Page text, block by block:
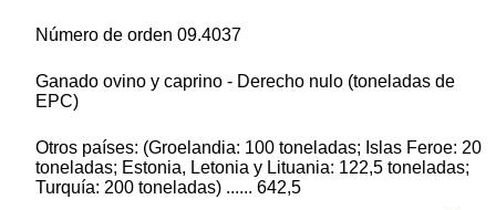
Número de orden 09.4037
Ganado ovino y caprino - Derecho nulo (toneladas de
EPC)
Otros países: (Groelandia: 100 toneladas; Islas Feroe: 20
toneladas; Estonia, Letonia y Lituania: 122,5 toneladas;
Turquía: 200 toneladas) ...... 642,5